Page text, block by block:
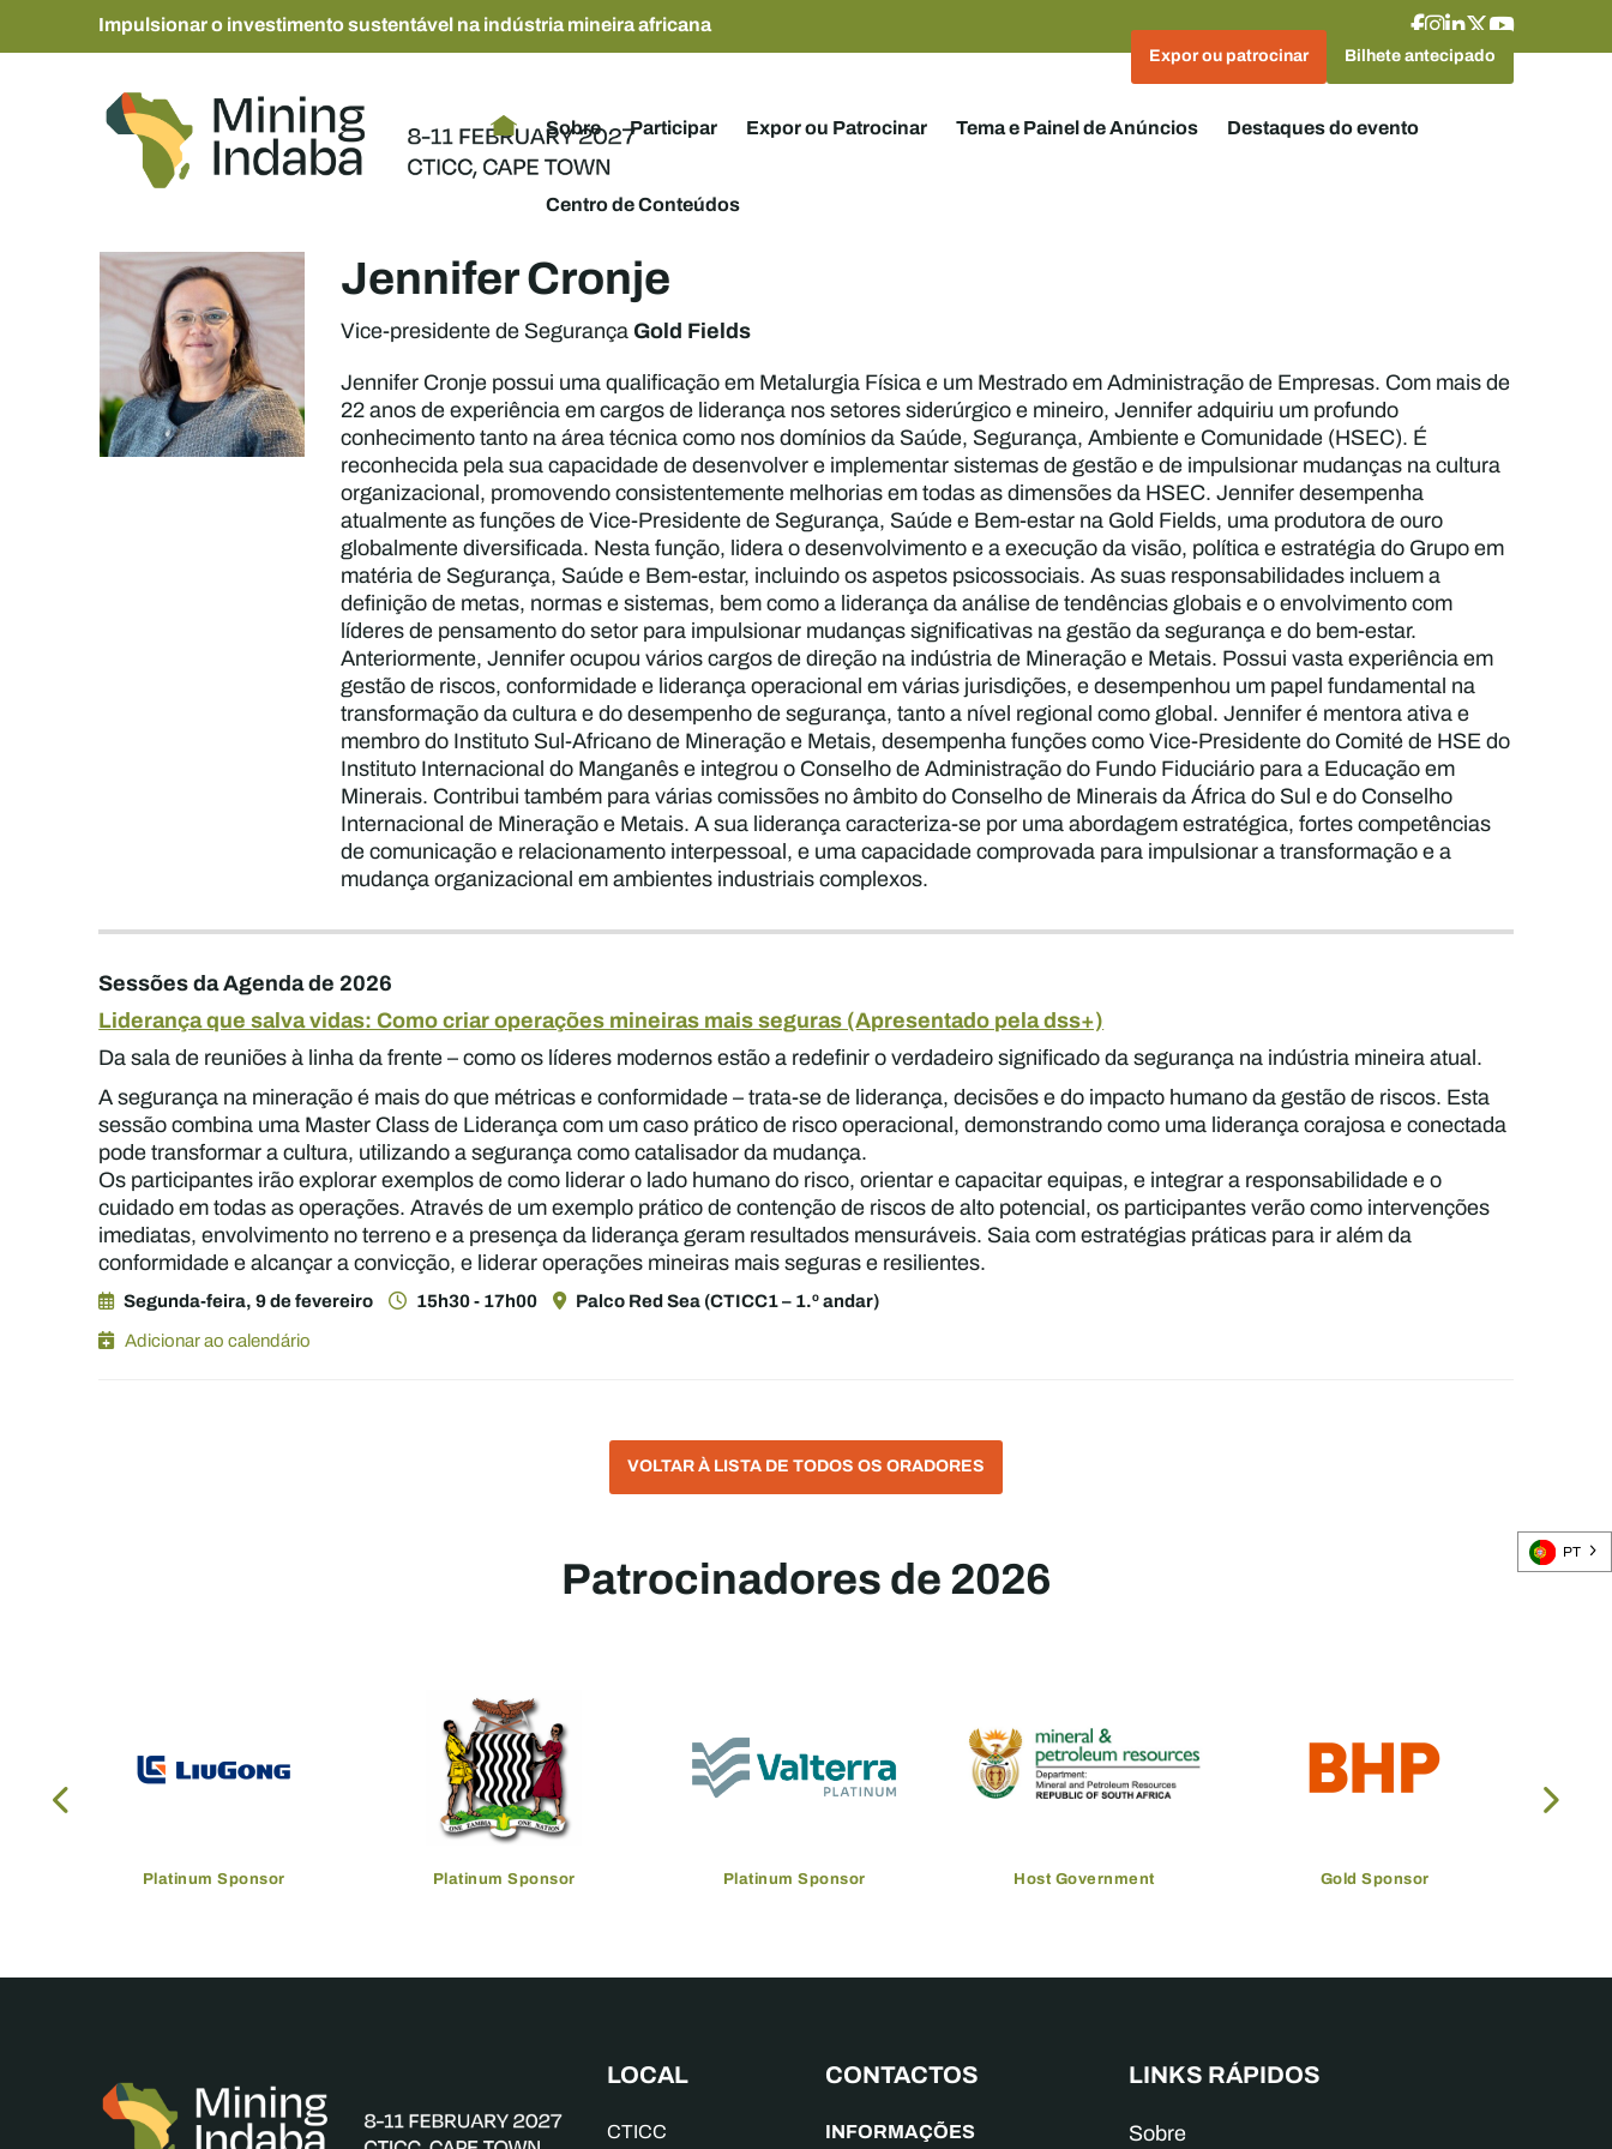
Impulsionar o investimento sustentável na indústria mineira africana
Expor ou patrocinar Bilhete antecipado
Sobre Participar Expor ou Patrocinar Tema e Painel de Anúncios Destaques do evento
Centro de Conteúdos
Jennifer Cronje
Vice-presidente de Segurança Gold Fields
Jennifer Cronje possui uma qualificação em Metalurgia Física e um Mestrado em Administração de Empresas. Com mais de
22 anos de experiência em cargos de liderança nos setores siderúrgico e mineiro, Jennifer adquiriu um profundo
conhecimento tanto na área técnica como nos domínios da Saúde, Segurança, Ambiente e Comunidade (HSEC). É
reconhecida pela sua capacidade de desenvolver e implementar sistemas de gestão e de impulsionar mudanças na cultura
organizacional, promovendo consistentemente melhorias em todas as dimensões da HSEC. Jennifer desempenha
atualmente as funções de Vice-Presidente de Segurança, Saúde e Bem-estar na Gold Fields, uma produtora de ouro
globalmente diversificada. Nesta função, lidera o desenvolvimento e a execução da visão, política e estratégia do Grupo em
matéria de Segurança, Saúde e Bem-estar, incluindo os aspetos psicossociais. As suas responsabilidades incluem a
definição de metas, normas e sistemas, bem como a liderança da análise de tendências globais e o envolvimento com
líderes de pensamento do setor para impulsionar mudanças significativas na gestão da segurança e do bem-estar.
Anteriormente, Jennifer ocupou vários cargos de direção na indústria de Mineração e Metais. Possui vasta experiência em
gestão de riscos, conformidade e liderança operacional em várias jurisdições, e desempenhou um papel fundamental na
transformação da cultura e do desempenho de segurança, tanto a nível regional como global. Jennifer é mentora ativa e
membro do Instituto Sul-Africano de Mineração e Metais, desempenha funções como Vice-Presidente do Comité de HSE do
Instituto Internacional do Manganês e integrou o Conselho de Administração do Fundo Fiduciário para a Educação em
Minerais. Contribui também para várias comissões no âmbito do Conselho de Minerais da África do Sul e do Conselho
Internacional de Mineração e Metais. A sua liderança caracteriza-se por uma abordagem estratégica, fortes competências
de comunicação e relacionamento interpessoal, e uma capacidade comprovada para impulsionar a transformação e a
mudança organizacional em ambientes industriais complexos.
Sessões da Agenda de 2026
Liderança que salva vidas: Como criar operações mineiras mais seguras (Apresentado pela dss+)
Da sala de reuniões à linha da frente – como os líderes modernos estão a redefinir o verdadeiro significado da segurança na indústria mineira atual.
A segurança na mineração é mais do que métricas e conformidade – trata-se de liderança, decisões e do impacto humano da gestão de riscos. Esta
sessão combina uma Master Class de Liderança com um caso prático de risco operacional, demonstrando como uma liderança corajosa e conectada
pode transformar a cultura, utilizando a segurança como catalisador da mudança.
Os participantes irão explorar exemplos de como liderar o lado humano do risco, orientar e capacitar equipas, e integrar a responsabilidade e o
cuidado em todas as operações. Através de um exemplo prático de contenção de riscos de alto potencial, os participantes verão como intervenções
imediatas, envolvimento no terreno e a presença da liderança geram resultados mensuráveis. Saia com estratégias práticas para ir além da
conformidade e alcançar a convicção, e liderar operações mineiras mais seguras e resilientes.
Segunda-feira, 9 de fevereiro 15h30 - 17h00
Palco Red Sea (CTICC1 – 1.º andar)
Adicionar ao calendário
VOLTAR À LISTA DE TODOS OS ORADORES
Patrocinadores de 2026
Platinum Sponsor Platinum Sponsor Platinum Sponsor Host Government Gold Sponsor
LOCAL
CTICC
CONTACTOS
INFORMAÇÕES
LINKS RÁPIDOS
Sobre
PT